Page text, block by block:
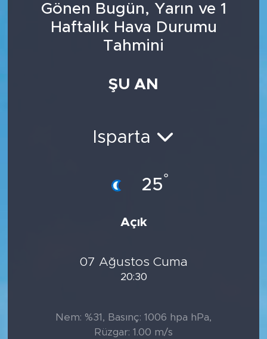
Gönen Bugün, Yarın ve 1
Haftalık Hava Durumu
Tahmini
ŞU AN
Isparta
25°
Açık
07 Ağustos Cuma
20:30
Nem: %31, Basınç: 1006 hpa hPa,
Rüzgar: 1.00 m/s
FİNANS
BİLİM-TEKNOLOJİ
DİNİ
Süper Lig Puan Durumu ve Fikstür
Tüm Manşetler
Son Dakika Haberleri